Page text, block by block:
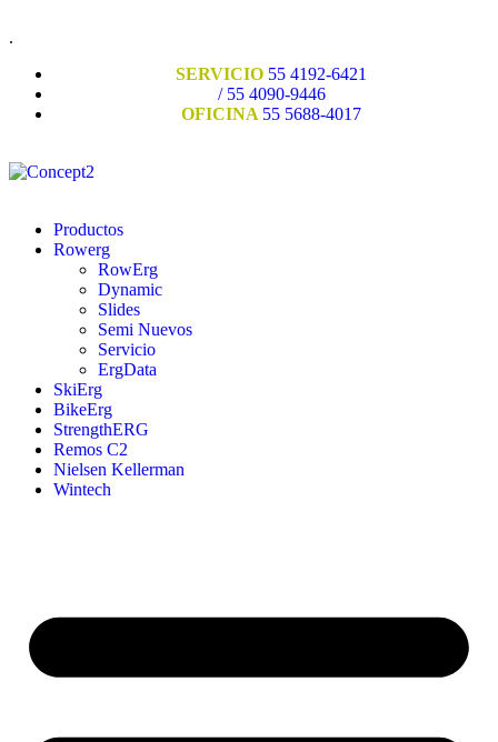
.
SERVICIO 55 4192-6421
/ 55 4090-9446
OFICINA 55 5688-4017
Productos
Rowerg
RowErg
Dynamic
Slides
Semi Nuevos
Servicio
ErgData
SkiErg
BikeErg
StrengthERG
Remos C2
Nielsen Kellerman
Wintech